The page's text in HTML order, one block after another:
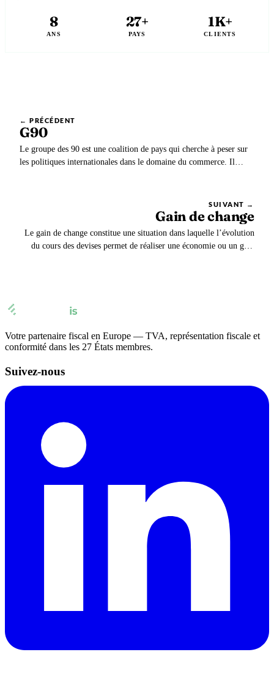
8
ANS
27+
PAYS
1K+
CLIENTS
← PRÉCÉDENT
G90
Le groupe des 90 est une coalition de pays qui cherche à peser sur
les politiques internationales dans le domaine du commerce. Il
SUIVANT →
Gain de change
Le gain de change constitue une situation dans laquelle l’évolution
du cours des devises permet de réaliser une économie ou un gain
Votre partenaire fiscal en Europe — TVA, représentation fiscale et
conformité dans les 27 États membres.
Suivez-nous